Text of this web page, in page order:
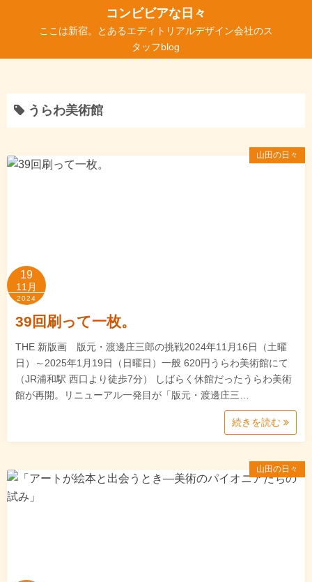
ン
ッ
コンビビアな日々
ここは新宿。とあるエディトリアルデザイン会社のス
タッフblog
うらわ美術館
山田の日々
19
11月
2024
39回刷って一枚。
THE 新版画 版元・渡邊庄三郎の挑戦2024年11月16日（土曜
日）～2025年1月19日（日曜日）一般 620円うらわ美術館にて
（JR浦和駅 西口より徒歩7分） しばらく休館だったうらわ美術
館が再開。リニューアル一発目が「版元・渡邊庄三…
続きを読む
山田の日々